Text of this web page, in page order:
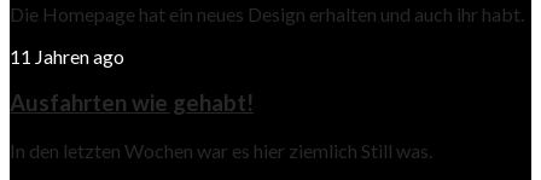
Die Homepage hat ein neues Design erhalten und auch ihr habt.
11 Jahren ago
Ausfahrten wie gehabt!
In den letzten Wochen war es hier ziemlich Still was.